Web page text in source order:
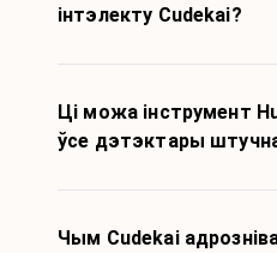
інтэлекту Cudekai?
Ці можа інструмент
ўсе дэтэктары
Чым Cudekai